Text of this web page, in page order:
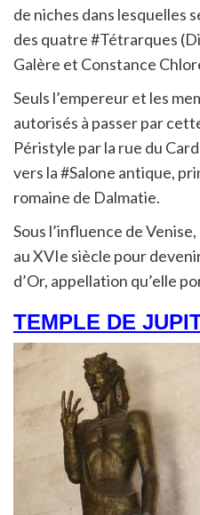
de niches dans lesquelles
des quatre #Tétrarques
Galère et Constance
Seuls l’empereur et les
autorisés à passer par
Péristyle par la rue du
vers la #Salone antique,
romaine de Dalmatie.
Sous l’influence de
au XVIe siècle pour
d’Or, appellation qu’elle
TEMPLE DE